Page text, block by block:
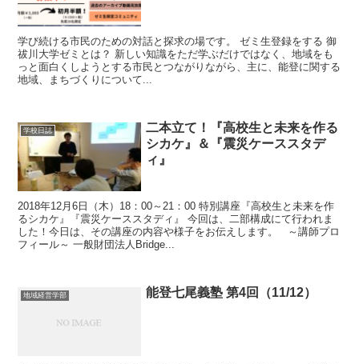
学び続ける市民のための対話と探求の場です。 ゼミ生登録をする 御
祓川大学ゼミとは？ 新しい知識をただ学ぶだけではなく、地域をも
っと面白くしようとする市民とつながりながら、主に、能登に関する
地域、まちづくりについて...
学校日誌
二本立て！『高校生と未来を作る
シカケ』＆『震災ケーススタデ
ィ』
2018年12月6日（木）18：00～21：00 特別講座『高校生と未来を作
るシカケ』『震災ケーススタディ』 今回は、二部構成にて行われま
した！今日は、その講座の内容や様子をお伝えします。 ～講師プロ
フィール～ 一般財団法人Bridge...
地域経営学部 能登七尾義塾 第4回（11/12）